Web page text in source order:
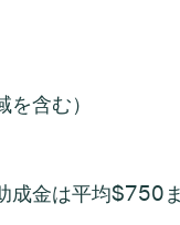
含む）
成金は平均$750